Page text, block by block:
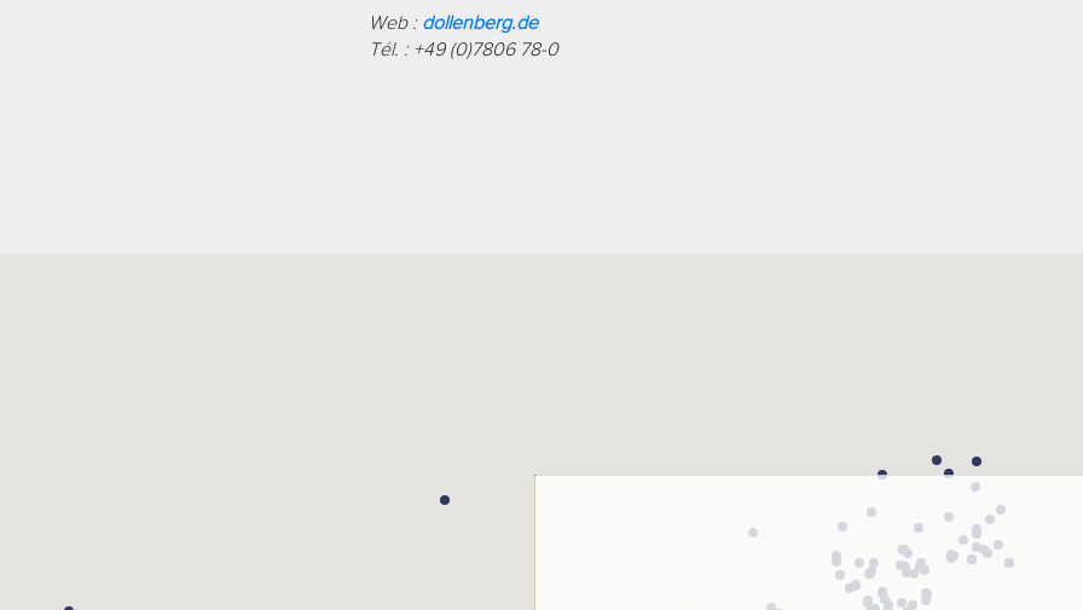
Web : dollenberg.de
Tél. : +49 (0)7806 78-0